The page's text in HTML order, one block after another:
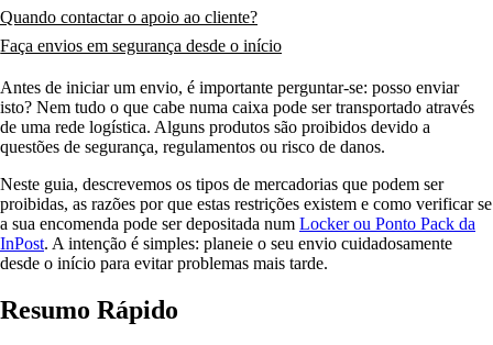
Quando contactar o apoio ao cliente?
Faça envios em segurança desde o início
Antes de iniciar um envio, é importante perguntar-se: posso enviar
isto? Nem tudo o que cabe numa caixa pode ser transportado através
de uma rede logística. Alguns produtos são proibidos devido a
questões de segurança, regulamentos ou risco de danos.
Neste guia, descrevemos os tipos de mercadorias que podem ser
proibidas, as razões por que estas restrições existem e como verificar se
a sua encomenda pode ser depositada num Locker ou Ponto Pack da
InPost. A intenção é simples: planeie o seu envio cuidadosamente
desde o início para evitar problemas mais tarde.
Resumo Rápido